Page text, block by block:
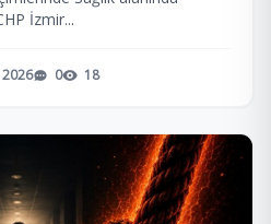
İzmir...
0 18